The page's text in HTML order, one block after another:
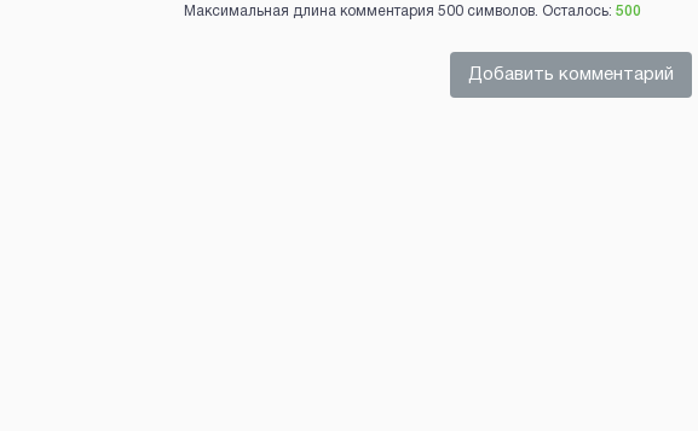
Максимальная длина комментария 500 символов. Осталось: 500
Добавить комментарий